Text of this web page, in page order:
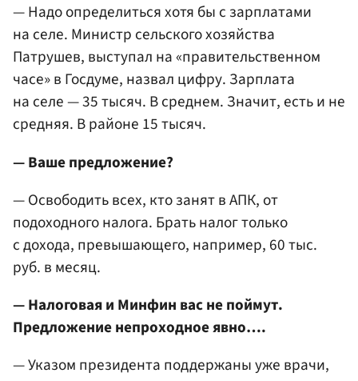
— Надо определиться хотя бы с зарплатами
на селе. Министр сельского хозяйства
Патрушев, выступал на «правительственном
часе» в Госдуме, назвал цифру. Зарплата
на селе — 35 тысяч. В среднем. Значит, есть и не
средняя. В районе 15 тысяч.
— Ваше предложение?
— Освободить всех, кто занят в АПК, от
подоходного налога. Брать налог только
с дохода, превышающего, например, 60 тыс.
руб. в месяц.
— Налоговая и Минфин вас не поймут.
Предложение непроходное явно….
— Указом президента поддержаны уже врачи,